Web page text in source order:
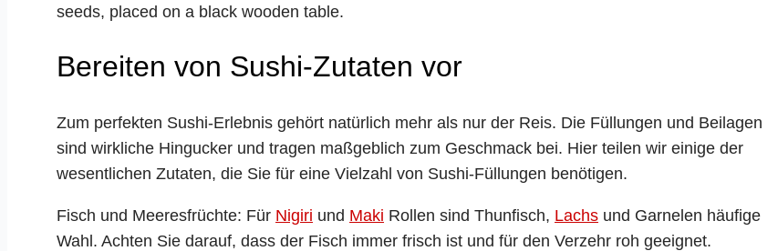
Bereiten von Sushi-Zutaten vor
Zum perfekten Sushi-Erlebnis gehört natürlich mehr als nur der Reis. Die Füllungen und Beilagen
sind wirkliche Hingucker und tragen maßgeblich zum Geschmack bei. Hier teilen wir einige der
wesentlichen Zutaten, die Sie für eine Vielzahl von Sushi-Füllungen benötigen.
Fisch und Meeresfrüchte: Für Nigiri und Maki Rollen sind Thunfisch, Lachs und Garnelen häufige
Wahl. Achten Sie darauf, dass der Fisch immer frisch ist und für den Verzehr roh geeignet.